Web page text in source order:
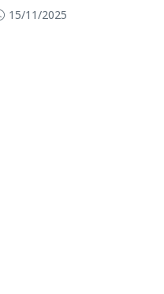
15/11/2025